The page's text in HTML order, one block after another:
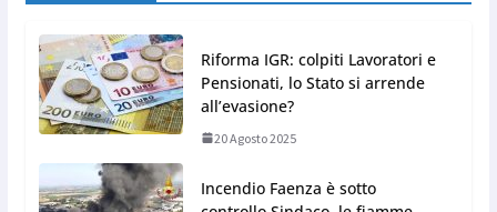
Riforma IGR: colpiti Lavoratori e
Pensionati, lo Stato si arrende
all’evasione?
20 Agosto 2025
Incendio Faenza è sotto